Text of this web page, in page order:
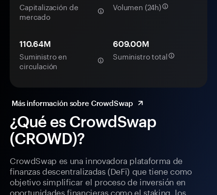
¿Qué es CrowdSwap
(CROWD)?
CrowdSwap es una innovadora plataforma de
finanzas descentralizadas (DeFi) que tiene como
objetivo simplificar el proceso de inversión en
oportunidades financieras como el staking, los
Capitalización de
mercado
Volumen (24h)
110.64M
Suministro en
circulación
609.00M
Suministro total
Más información sobre CrowdSwap